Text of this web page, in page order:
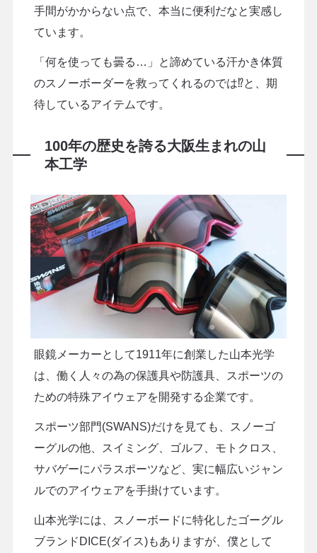
手間がかからない点で、本当に便利だなと実感し
ています。
「何を使っても曇る…」と諦めている汗かき体質
のスノーボーダーを救ってくれるのでは⁉と、期
待しているアイテムです。
100年の歴史を誇る大阪生まれの山
本工学
眼鏡メーカーとして1911年に創業した山本光学
は、働く人々の為の保護具や防護具、スポーツの
ための特殊アイウェアを開発する企業です。
スポーツ部門(SWANS)だけを見ても、スノーゴ
ーグルの他、スイミング、ゴルフ、モトクロス、
サバゲーにパラスポーツなど、実に幅広いジャン
ルでのアイウェアを手掛けています。
山本光学には、スノーボードに特化したゴーグル
ブランドDICE(ダイス)もありますが、僕として